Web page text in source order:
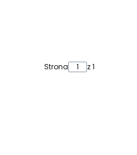
Strona z 1